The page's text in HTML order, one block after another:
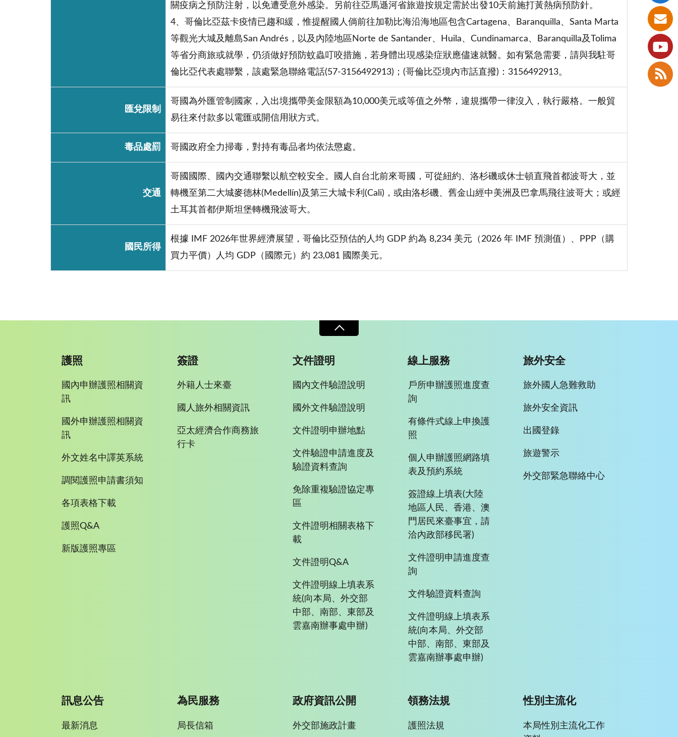
關疫病之預防注射，以免遭受意外感染。另前往亞馬遜河省旅遊按規定需於出發10天前施打黃熱病預防針。
4、哥倫比亞茲卡疫情已趨和緩，惟提醒國人倘前往加勒比海沿海地區包含Cartagena、Baranquilla、Santa Marta
等觀光大城及離島San Andrés，以及內陸地區Norte de Santander、Huila、Cundinamarca、Baranquilla及Tolima
等省分商旅或就學，仍須做好預防蚊蟲叮咬措施，若身體出現感染症狀應儘速就醫。如有緊急需要，請與我駐哥
倫比亞代表處聯繫，該處緊急聯絡電話(57-3156492913)；(哥倫比亞境內市話直撥)：3156492913。
匯兌限制
哥國為外匯管制國家，入出境攜帶美金限額為10,000美元或等值之外幣，違規攜帶一律沒入，執行嚴格。一般貿
易往來付款多以電匯或開信用狀方式。
毒品處罰 哥國政府全力掃毒，對持有毒品者均依法懲處。
交通
哥國國際、國內交通聯繫以航空較安全。國人自台北前來哥國，可從紐約、洛杉磯或休士頓直飛首都波哥大，並
轉機至第二大城麥德林(Medellín)及第三大城卡利(Cali)，或由洛杉磯、舊金山經中美洲及巴拿馬飛往波哥大；或經
土耳其首都伊斯坦堡轉機飛波哥大。
國民所得
根據 IMF 2026年世界經濟展望，哥倫比亞預估的人均 GDP 約為 8,234 美元（2026 年 IMF 預測值）、PPP（購
買力平價）人均 GDP（國際元）約 23,081 國際美元。
護照
國內申辦護照相關資
訊
國外申辦護照相關資
訊
外文姓名中譯英系統
調閱護照申請書須知
各項表格下載
護照Q&A
新版護照專區
簽證
外籍人士來臺
國人旅外相關資訊
亞太經濟合作商務旅
行卡
文件證明
國內文件驗證說明
國外文件驗證說明
文件證明申辦地點
文件驗證申請進度及
驗證資料查詢
免除重複驗證協定專
區
文件證明相關表格下
載
文件證明Q&A
文件證明線上填表系
統(向本局、外交部
中部、南部、東部及
雲嘉南辦事處申辦)
線上服務
戶所申辦護照進度查
詢
有條件式線上申換護
照
個人申辦護照網路填
表及預約系統
簽證線上填表(大陸
地區人民、香港、澳
門居民來臺事宜，請
洽內政部移民署)
文件證明申請進度查
詢
文件驗證資料查詢
文件證明線上填表系
統(向本局、外交部
中部、南部、東部及
雲嘉南辦事處申辦)
旅外安全
旅外國人急難救助
旅外安全資訊
出國登錄
旅遊警示
外交部緊急聯絡中心
訊息公告
最新消息
為民服務
局長信箱
政府資訊公開
外交部施政計畫
領務法規
護照法規
性別主流化
本局性別主流化工作